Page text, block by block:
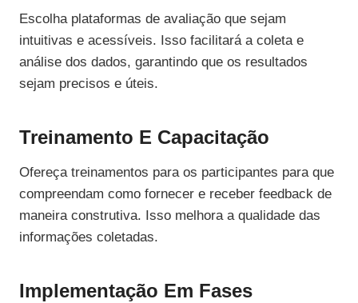
Escolha plataformas de avaliação que sejam
intuitivas e acessíveis. Isso facilitará a coleta e
análise dos dados, garantindo que os resultados
sejam precisos e úteis.
Treinamento E Capacitação
Ofereça treinamentos para os participantes para que
compreendam como fornecer e receber feedback de
maneira construtiva. Isso melhora a qualidade das
informações coletadas.
Implementação Em Fases